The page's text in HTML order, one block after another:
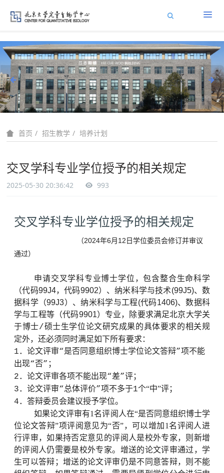
首页 招生教学 培养计划
交叉学科专业学位授予的相关规定
2025-05-30 20:36:42 993
交叉学科专业学位授予的相关规定
（2024年6月 12 日学位委员会修订并审议
通过）
申请交叉学科专业博士学位，包含整合生命科学
（代码99J4，代码9902）、纳米科学与技术(99J5)、数
据科学（99J3）、纳米科学与工程(代码1406)、数据科
学与工程等（代码9901）专业，除要求满足北京大学关
于博士/硕士生学位论文研究成果的具体要求的相关规
定外，还必须同时满足如下所有要求：
1．论文评审“是否同意组织博士学位论文答辩”项不能
出现“否” ；
2．论文评审各项不能出现“差”评；
3．论文评审“总体评价”项不多于1个“中”评；
4．答辩委员会建议授予学位。
如果论文评审有1 名评阅人在“是否同意组织博士学
位论文答辩”项评阅意见为“否”，可以增加 1 名评阅人进
行评审，如果持否定意见的评阅人是校外专家，则新增
的评阅人仍需要是校外专家。 增送的论文评审通过，学
生可以答辩； 增送的论文评审仍是不同意答辩，则不能